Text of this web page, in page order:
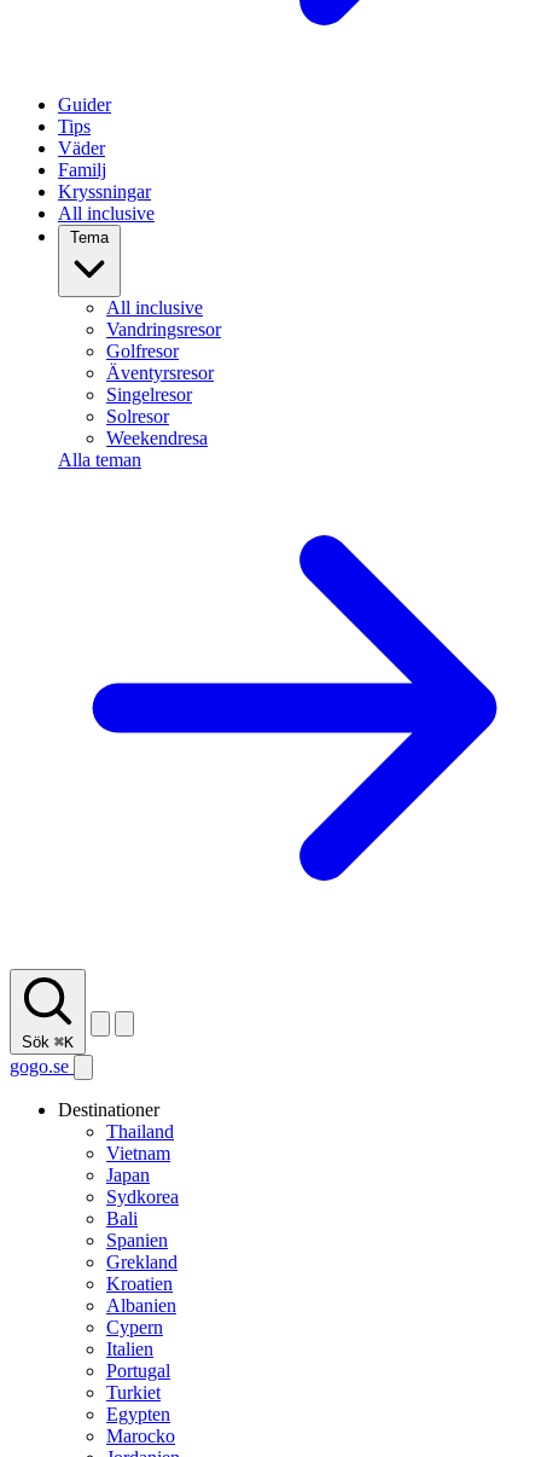
Guider
Tips
Väder
Familj
Kryssningar
All inclusive
Tema
All inclusive
Vandringsresor
Golfresor
Äventyrsresor
Singelresor
Solresor
Weekendresa
Alla teman
Sök ⌘K
gogo.se
Destinationer
Thailand
Vietnam
Japan
Sydkorea
Bali
Spanien
Grekland
Kroatien
Albanien
Cypern
Italien
Portugal
Turkiet
Egypten
Marocko